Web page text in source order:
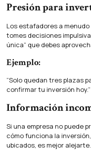
Presión para
Los estafadores a
tomes decisiones
única” que debes
Ejemplo:
“Solo quedan tres plazas
confirmar tu inversión hoy.”
Información
Si una empresa no puede
cómo funciona la
ubicados, es mejor alejarte.